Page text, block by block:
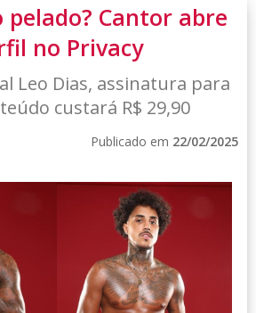
pelado? Cantor abre
no Privacy
Leo Dias, assinatura para
custará R$ 29,90
Publicado em 22/02/2025